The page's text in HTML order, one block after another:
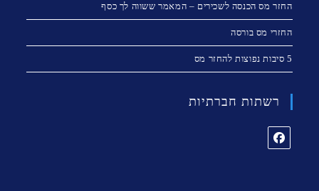
החזר מס הכנסה לשכירים – המאמר ששווה לך כסף
החזרי מס בורסה
5 סיבות נפוצות להחזר מס
רשתות חברתיות